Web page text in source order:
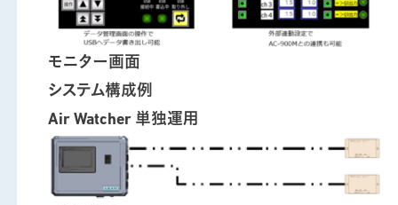
モニター画面
システム構成例
Air Watcher 単独運用